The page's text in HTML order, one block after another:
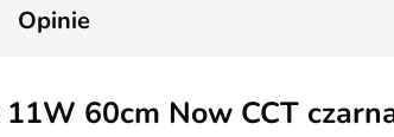
Opinie
60cm Now CCT